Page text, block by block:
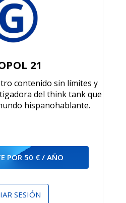
21
contenido sin límites y
del think tank que
hispanohablante.
POR 50 € / AÑO
SESIÓN